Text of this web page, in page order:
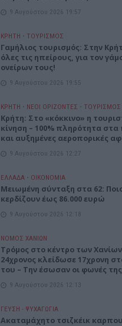
9 Αυγούστου 2026 19:57
ΚΡΗΤΗ • ΤΟΥΡΙΣΜΟΣ
Γαμήλιος τουρισμός: Στην
όλες τις ηπείρους, για τον
ονείρων τους!
9 Αυγούστου 2026 19:55
ΚΡΗΤΗ • ΝΕΟΙ ΟΡΙΖΟΝΤΕΣ • ΤΟΥΡΙΣΜΟΣ
Κρήτη: Στο «κόκκινο» η
κίνηση – 100% πληρότητα στα
και αυξημένες αεροπορικές
9 Αυγούστου 2026 12:27
ΕΛΛΑΔΑ • ΟΙΚΟΝΟΜΙΑ
Μειωμένη σύνταξη στα 62:
κερδίζουν έως 86.000 ευρώ
9 Αυγούστου 2026 12:18
ΝΟΜΌΣ ΧΑΝΊΩΝ
Τρόμος στο κέντρο των
24χρονος κλείδωσε 17χρονη
του – Την έσωσαν οι φωνές
9 Αυγούστου 2026 12:13
ΓΕΎΣΗ - ΨΥΧΑΓΩΓΊΑ
Ακαταμάχητο τσιζκέικ